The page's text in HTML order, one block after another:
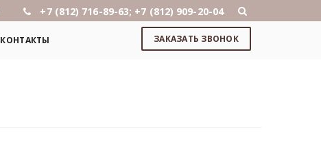
+7 (812) 716-89-63; +7 (812) 909-20-04
КОНТАКТЫ ЗАКАЗАТЬ ЗВОНОК